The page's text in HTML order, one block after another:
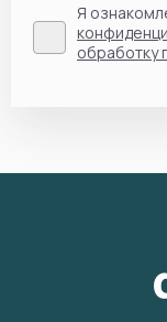
Я
обработку